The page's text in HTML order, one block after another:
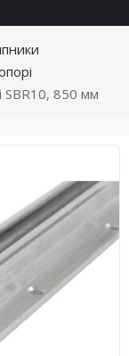
SBR10, 850 мм